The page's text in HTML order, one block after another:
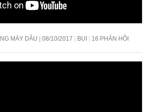
MÁY DẦU 08/10/2017 BUI 16 PHẢN HỒI